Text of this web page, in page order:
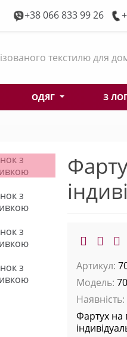
+38 066 833 99 26
текстилю для
ОДЯГ З
Артикул:
Модель:
Наявність:
Фартух на